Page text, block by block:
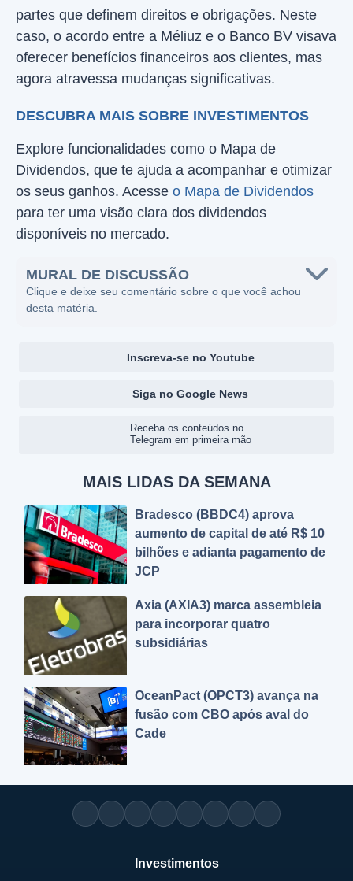
partes que definem direitos e obrigações. Neste
caso, o acordo entre a Méliuz e o Banco BV visava
oferecer benefícios financeiros aos clientes, mas
agora atravessa mudanças significativas.
DESCUBRA MAIS SOBRE INVESTIMENTOS
Explore funcionalidades como o Mapa de
Dividendos, que te ajuda a acompanhar e otimizar
os seus ganhos. Acesse o Mapa de Dividendos
para ter uma visão clara dos dividendos
disponíveis no mercado.
MURAL DE DISCUSSÃO
Clique e deixe seu comentário sobre o que você achou
desta matéria.
Inscreva-se no Youtube
Siga no Google News
Receba os conteúdos no
Telegram em primeira mão
MAIS LIDAS DA SEMANA
Bradesco (BBDC4) aprova
aumento de capital de até R$ 10
bilhões e adianta pagamento de
JCP
Axia (AXIA3) marca assembleia
para incorporar quatro
subsidiárias
OceanPact (OPCT3) avança na
fusão com CBO após aval do
Cade
Investimentos